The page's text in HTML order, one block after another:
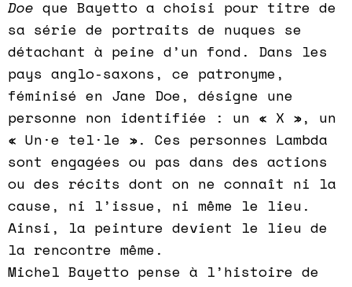
Doe que Bayetto a choisi pour titre de
sa série de portraits de nuques se
détachant à peine d’un fond. Dans les
pays anglo-saxons, ce patronyme,
féminisé en Jane Doe, désigne une
personne non identifiée : un « X », un
« Un·e tel·le ». Ces personnes Lambda
sont engagées ou pas dans des actions
ou des récits dont on ne connaît ni la
cause, ni l’issue, ni même le lieu.
Ainsi, la peinture devient le lieu de
la rencontre même.
Michel Bayetto pense à l’histoire de